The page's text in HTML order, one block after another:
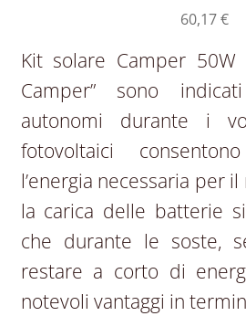
60,17€
Kit solare Camper 50W
Camper” sono
autonomi durante i
fotovoltaici
l’energia necessaria per
la carica delle batterie
che durante le soste,
restare a corto di
notevoli vantaggi in